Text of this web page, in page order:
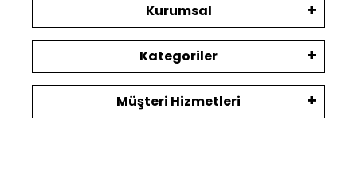
Kurumsal
Kategoriler
Müşteri Hizmetleri